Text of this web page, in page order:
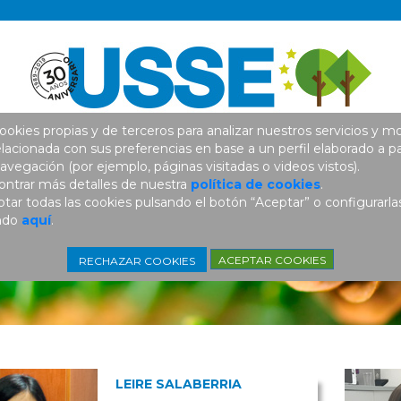
LEIRE SALABERRIA
propias y de terceros para analizar nuestros servicios y
con sus preferencias en base a un perfil elaborado a
(por ejemplo, páginas visitadas o videos vistos).
más detalles de nuestra política de cookies.
todas las cookies pulsando el botón “Aceptar” o
aquí.
RECHAZAR COOKIES ACEPTAR COOKIES